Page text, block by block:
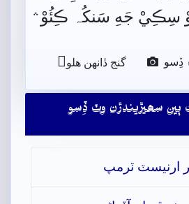
سِڪِيْ جَهِ سَنکُہ ڪِئُوْ﮶
ڏِسو گنج ڏانھن ھلو
ٻين سھيڙيندڙن وٽ ڏِسو
ارنيسٽ ٽرمپ